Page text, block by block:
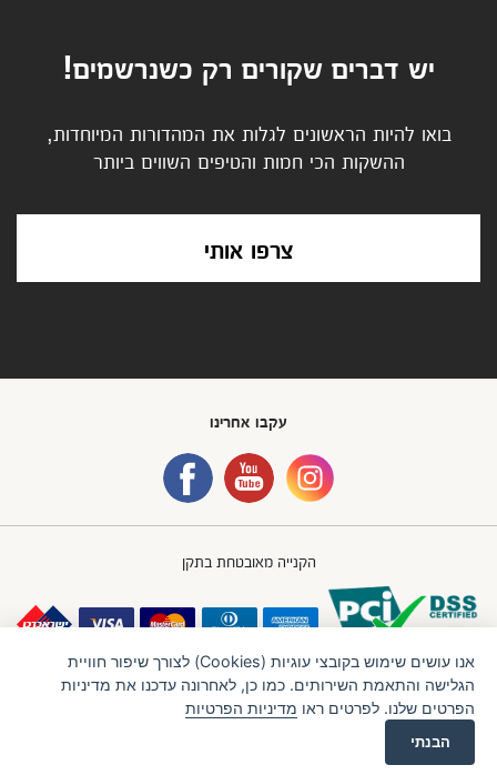
יש דברים שקורים רק כשנרשמים!
בואו להיות הראשונים לגלות את המהדורות המיוחדות,
ההשקות הכי חמות והטיפים השווים ביותר
צרפו אותי
עקבו אחרינו
הקנייה מאובטחת בתקן
חברת IBB GROUP (איי.בי.בי. גרופ) בע"מ תנאי שימוש
אנו עושים שימוש בקובצי עוגיות (Cookies) לצורך שיפור חוויית
הגלישה והתאמת השירותים. כמו כן, לאחרונה עדכנו את מדיניות
הפרטים שלנו. לפרטים ראו מדיניות הפרטיות
הבנתי